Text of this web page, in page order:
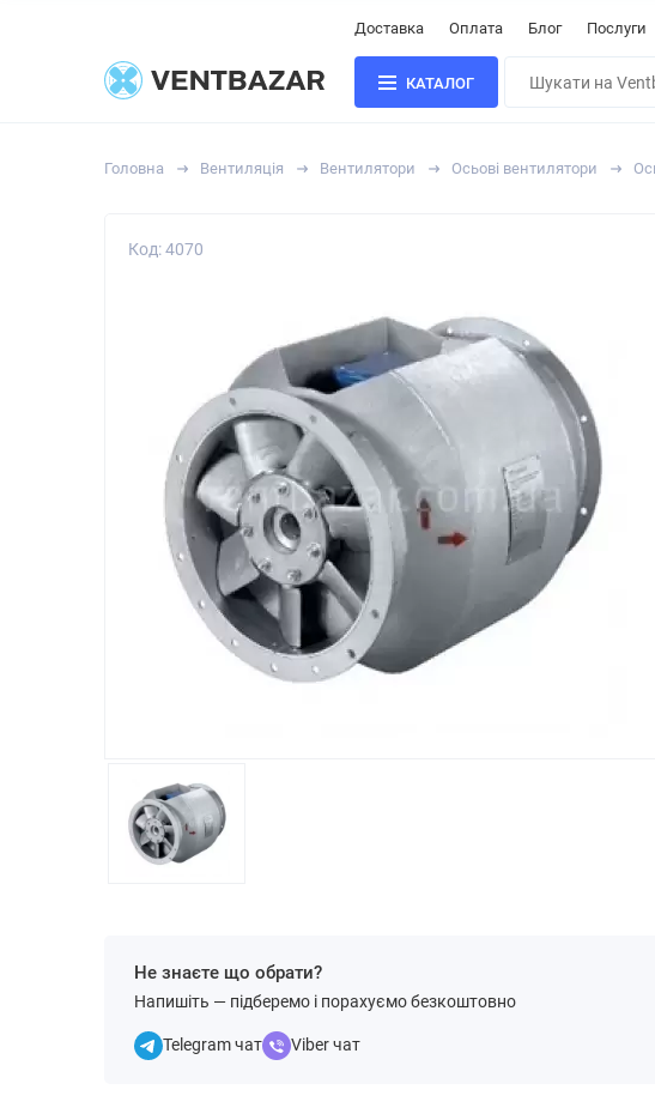
Доставка Оплата Блог Послуги
КАТАЛОГ
Головна Вентиляція Вентилятори Осьові вентилятори
Код: 4070
Не знаєте що обрати?
Напишіть — підберемо і порахуємо безкоштовно
Telegram чат Viber чат